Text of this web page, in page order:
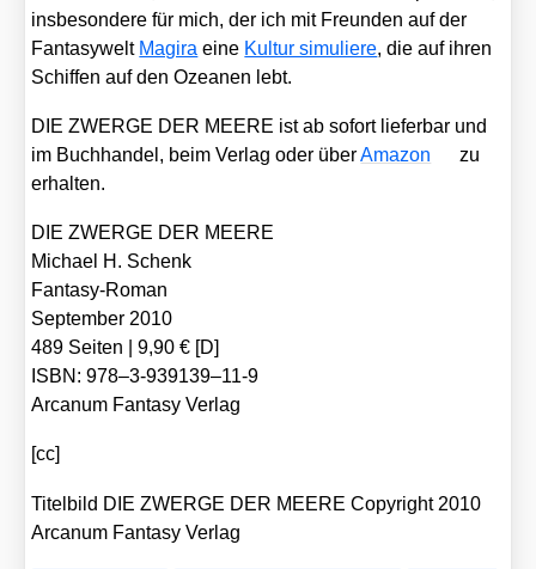
ins­be­son­de­re für mich, der ich mit Freun­den auf der
Fan­ta­sy­welt Magi­ra eine Kul­tur simu­lie­re, die auf ihren
Schif­fen auf den Ozea­nen lebt.
DIE ZWERGE DER MEERE ist ab sofort lie­fer­bar und
im Buch­han­del, beim Ver­lag oder überAma­zon
zu
erhal­ten.
DIE ZWERGE DER MEERE
Micha­el H. Schenk
Fan­ta­sy-Roman
Sep­tem­ber 2010
489 Sei­ten | 9,90 € [D]
ISBN: 978–3‑939139–11‑9
Arca­num Fan­ta­sy Ver­lag
[cc]
Titel­bild DIE ZWERGE DER MEERE Copy­right 2010
Arca­num Fan­ta­sy Ver­lag